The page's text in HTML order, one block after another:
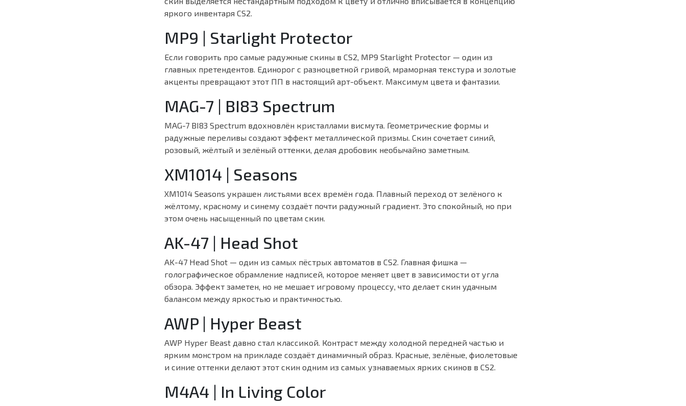
яркого инвентаря CS2.
MP9 | Starlight Protector
Если говорить про самые радужные скины в CS2, MP9 Starlight Protector — один из
главных претендентов. Единорог с разноцветной гривой, мраморная текстура и золотые
акценты превращают этот ПП в настоящий арт-объект. Максимум цвета и фантазии.
MAG-7 | BI83 Spectrum
MAG-7 BI83 Spectrum вдохновлён кристаллами висмута. Геометрические формы и
радужные переливы создают эффект металлической призмы. Скин сочетает синий,
розовый, жёлтый и зелёный оттенки, делая дробовик необычайно заметным.
XM1014 | Seasons
XM1014 Seasons украшен листьями всех времён года. Плавный переход от зелёного к
жёлтому, красному и синему создаёт почти радужный градиент. Это спокойный, но при
этом очень насыщенный по цветам скин.
AK-47 | Head Shot
AK-47 Head Shot — один из самых пёстрых автоматов в CS2. Главная фишка —
голографическое обрамление надписей, которое меняет цвет в зависимости от угла
обзора. Эффект заметен, но не мешает игровому процессу, что делает скин удачным
балансом между яркостью и практичностью.
AWP | Hyper Beast
AWP Hyper Beast давно стал классикой. Контраст между холодной передней частью и
ярким монстром на прикладе создаёт динамичный образ. Красные, зелёные, фиолетовые
и синие оттенки делают этот скин одним из самых узнаваемых ярких скинов в CS2.
M4A4 | In Living Color